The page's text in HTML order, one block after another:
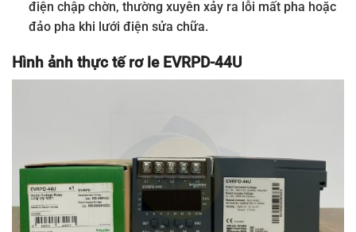
điện chập chờn, thường xuyên xảy ra lỗi mất pha hoặc
đảo pha khi lưới điện sửa chữa.
Hình ảnh thực tế rơ le EVRPD-44U